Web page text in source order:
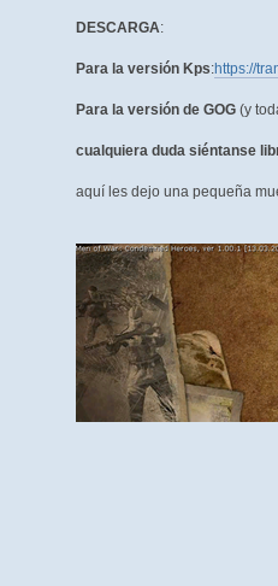
DESCARGA:
Para la versión Kps:https://
Para la versión de GOG(y
cualquiera duda siéntanse
aquí les dejo una pequeña